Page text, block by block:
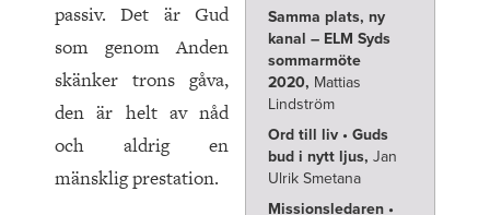
Samma plats, ny
kanal – ELM Syds
sommarmöte
2020, Mattias
Lindström
Ord till liv • Guds
bud i nytt ljus, Jan
Ulrik Smetana
Missionsledaren •
passiv. Det är Gud
som genom Anden
skänker trons gåva,
den är helt av nåd
och aldrig en
mänsklig prestation.